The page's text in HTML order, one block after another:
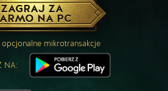
ZAGRAJ ZA
NA PC
mikrotransakcje
NA: